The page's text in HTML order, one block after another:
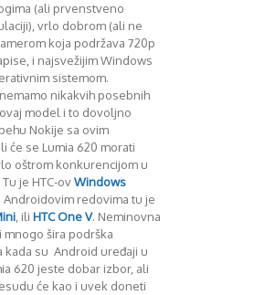
(ali prvenstveno
vrlo dobrom (ali ne
koja podržava 720p
i najsvežijim Windows
sistemom.
nikakvih posebnih
model i to dovoljno
Nokije sa ovim
će se Lumia 620 morati
oštrom konkurencijom u
je HTC-ovWindows
Androidovim redovima tu je
, ili HTC One V. Neminovna
mnogo šira podrška
kada su Android uređaji u
620 jeste dobar izbor, ali
će kao i uvek doneti